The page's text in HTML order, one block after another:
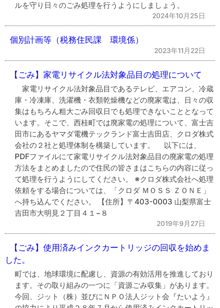
ルを守り日々のごみ処理を行うようにしましょう。
2024年10月25日
個別計画等（税務住民課 環境係）
2023年11月22日
【ごみ】家電リサイクル法対象品目の処理について
家電リサイクル法対象品目であるテレビ、エアコン、冷蔵
庫・冷凍庫、洗濯機・衣類乾燥機などの廃家電は、日々の収
集はもちろん粗大ごみ回収日でも処理できないこととなって
います。そこで、西桂町では廃家電の処理について、富士吉
田市にあるヤマダ電機テックランド富士吉田店、クロダ株式
会社の２社と処理体制を構築しています。 以下には、
PDFファイルにて家電リサイクル法対象品目の廃家電の処理
方法をまとめましたので住民の皆さまはこちらの内容に従っ
て処理を行うようにしてください。 ※クロダ株式会社へ処理
依頼をする場合については、「クロダ ＭＯＳＳ ＺＯＮＥ」
へ持ち込んでください。 【住所】〒403-0003 山梨県富士
吉田市大明見２丁目４１−８
2019年9月27日
【ごみ】使用済みインクカートリッジの回収を始めま
した。
町では、地球環境に配慮し、資源の有効活用を推進しており
ます。その取り組みの一つに「資源ごみ収集」があります。
今回、ジット（株）並びにＮＰＯ法人ジット会『たいよう』